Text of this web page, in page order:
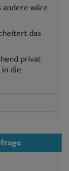
andere wäre
das
privat
die